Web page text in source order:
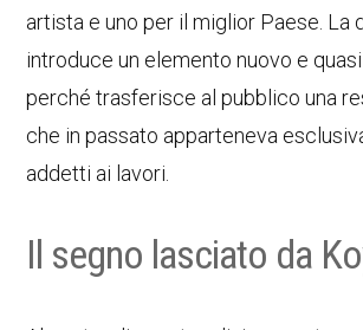
artista e uno per il miglior Paese. La
introduce un elemento nuovo e
perché trasferisce al pubblico una
che in passato apparteneva
addetti ai lavori.
Il segno lasciato da